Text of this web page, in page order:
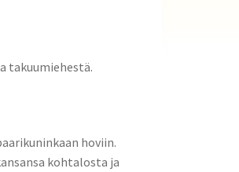
takuumiehestä.
hoviin.
kohtalosta ja